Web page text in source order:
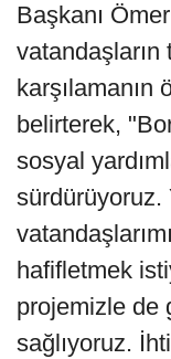
Başkanı
vatandaşların
belirterek,
sosyal
sürdürüyoruz.
hafifletmek
projemizle de
sağlıyoruz.